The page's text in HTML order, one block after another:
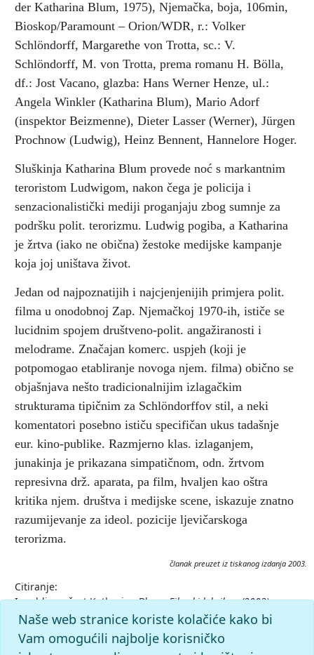
der Katharina Blum, 1975), Njemačka, boja, 106min,
Bioskop/Paramount – Orion/WDR, r.: Volker
Schlöndorff, Margarethe von Trotta, sc.: V.
Schlöndorff, M. von Trotta, prema romanu H. Bölla,
df.: Jost Vacano, glazba: Hans Werner Henze, ul.:
Angela Winkler (Katharina Blum), Mario Adorf
(inspektor Beizmenne), Dieter Lasser (Werner), Jürgen
Prochnow (Ludwig), Heinz Bennent, Hannelore Hoger.
Sluškinja Katharina Blum provede noć s markantnim
teroristom Ludwigom, nakon čega je policija i
senzacionalistički mediji proganjaju zbog sumnje za
podršku polit. terorizmu. Ludwig pogiba, a Katharina
je žrtva (iako ne obična) žestoke medijske kampanje
koja joj uništava život.
Jedan od najpoznatijih i najcjenjenijih primjera polit.
filma u onodobnoj Zap. Njemačkoj 1970-ih, ističe se
lucidnim spojem društveno-polit. angažiranosti i
melodrame. Značajan komerc. uspjeh (koji je
potpomogao etabliranje novoga njem. filma) obično se
objašnjava nešto tradicionalnijim izlagačkim
strukturama tipičnim za Schlöndorffov stil, a neki
komentatori posebno ističu specifičan ukus tadašnje
eur. kino-publike. Razmjerno klas. izlaganjem,
junakinja je prikazana simpatičnom, odn. žrtvom
represivna drž. aparata, pa film, hvaljen kao oštra
kritika njem. društva i medijske scene, iskazuje znatno
razumijevanje za ideol. pozicije ljevičarskoga
terorizma.
članak preuzet iz tiskanog izdanja 2003.
Citiranje:
Izgubljena čast Katharine Blum.Filmski leksikon (2003),
mrežno izdanje.Leksikografski zavod Miroslav Krleža, 2026.
Pristupljeno 7.8.2026.
<https://film.lzmk.hr/clanak/izgubljena-cast-katharine-
Naše web stranice koriste kolačiće kako bi
Vam omogućili najbolje korisničko